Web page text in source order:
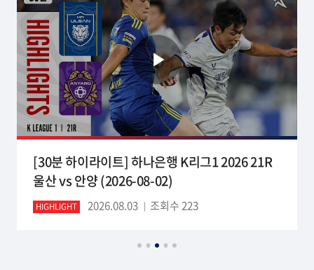
[30분 하이라이트] 하나은행 K리그1 2026 21R
울산 vs 안양 (2026-08-02)
HIGHLIGHT 2026.08.03 조회수 223